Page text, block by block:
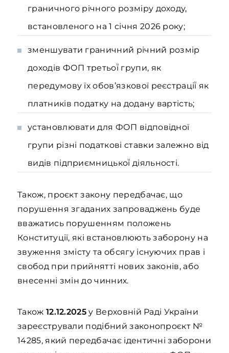
граничного річного розміру доходу,
встановленого на 1 січня 2026 року;
зменшувати граничний̆ річний̆ розмір
доходів ФОП третьої̈ групи, як
передумову їх обов’язкової реєстрації̈ як
платників податку на додану вартість;
установлювати для ФОП відповідної
групи різні податкові ставки залежно від
видів підприємницької̈ діяльності.
Також, проєкт закону передбачає, що
порушення згаданих запроваджень буде
вважатись порушенням положень
Конституції, які встановлюють заборону на
звуження змісту та обсягу існуючих прав і
свобод при прийнятті нових законів, або
внесенні змін до чинних.
Також 12.12.2025 у Верховній Раді України
зареєстрували подібний законопроєкт №
14285, який передбачає ідентичні заборони